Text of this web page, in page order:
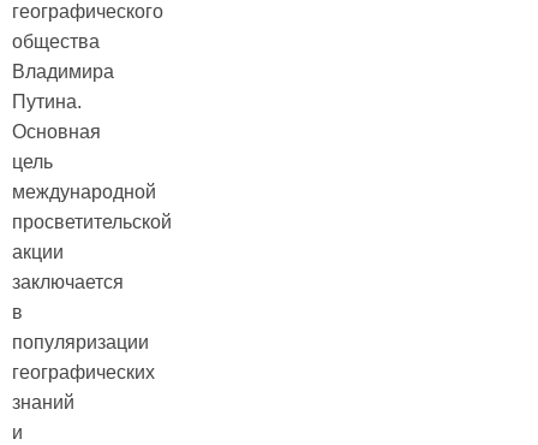
географического
общества
Владимира
Путина.
Основная
цель
международной
просветительской
акции
заключается
в
популяризации
географических
знаний
и